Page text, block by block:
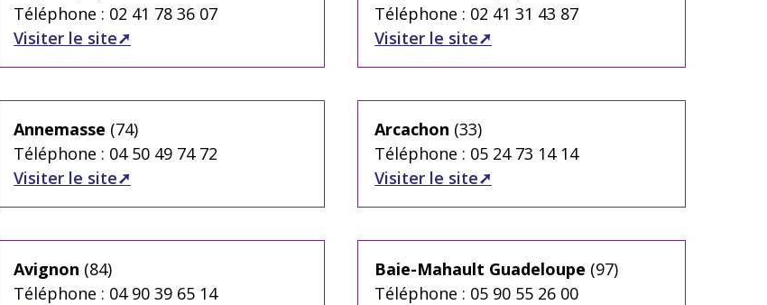
Téléphone : 02 41 78 36 07
Visiter le site
Téléphone : 02 41 31 43 87
Visiter le site
Annemasse (74)
Téléphone : 04 50 49 74 72
Visiter le site
Arcachon (33)
Téléphone : 05 24 73 14 14
Visiter le site
Avignon (84)
Téléphone : 04 90 39 65 14
Baie-Mahault Guadeloupe (97)
Téléphone : 05 90 55 26 00